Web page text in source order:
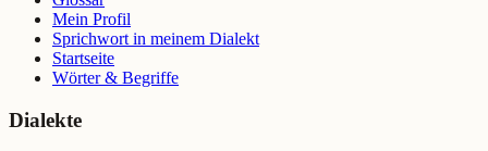
Mein Profil
Sprichwort in meinem Dialekt
Startseite
Wörter & Begriffe
Dialekte